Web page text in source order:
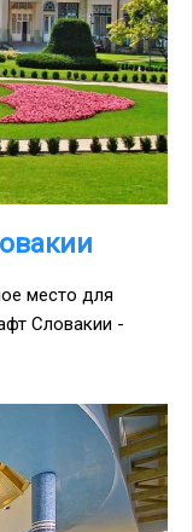
место для
Словакии -